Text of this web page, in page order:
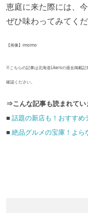
恵庭に来た際には、
ぜひ味わってみてくだ
【画像】imoimo
※こちらの記事は北海道Likersの過去掲載記
確認ください。
⇒こんな記事も読まれてい
■ 話題の新店も！おすすめ
■ 絶品グルメの宝庫！よら